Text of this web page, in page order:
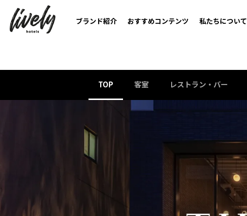
TOP 客室 レストラン・バー
ブランド紹介 おすすめコンテンツ 私たちについて